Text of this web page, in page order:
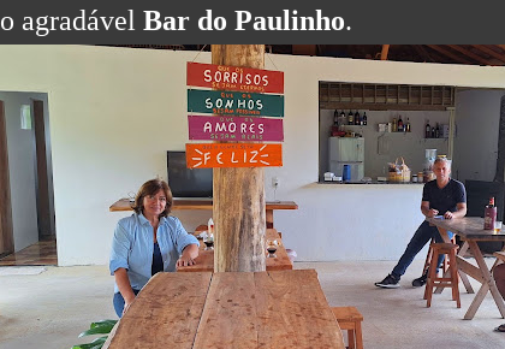
agradável Bar do Paulinho.